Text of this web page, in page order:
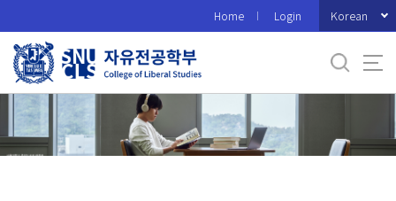
로
메
Home Login Korean